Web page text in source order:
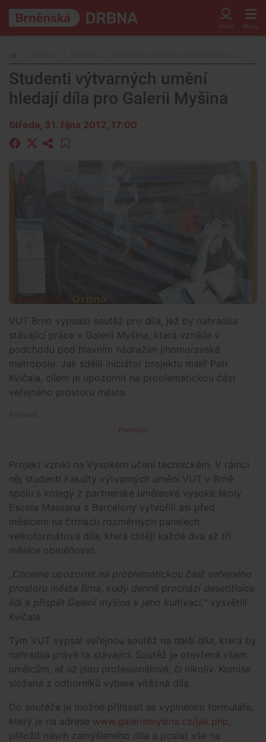
Studenti výtvarných umění
hledají díla pro Galerii Myšina
Středa, 31. října 2012, 17:00
VUT Brno vypsalo soutěž pro díla, jež by nahradila
stávající práce v Galerii Myšina, která vznikla v
podchodu pod hlavním nádražím jihomoravské
metropole. Jak sdělil iniciátor projektu malíř Petr
Kvíčala, cílem je upozornit na problematickou část
veřejného prostoru města.
Premium
Projekt vznikl na Vysokém učení technickém. V rámci
něj studenti Fakulty výtvarných umění VUT v Brně
spolu s kolegy z partnerské umělecké vysoké školy
Escola Massana z Barcelony vytvořili asi před
měsícem na čtrnácti rozměrných panelech
velkoformátová díla, která chtějí každé dva až tři
měsíce obměňovat.
„Chceme upozornit na problematickou část veřejného
prostoru města Brna, kudy denně prochází desetitisíce
lidí a přispět Galerií myšina k jeho kultivaci,“ vysvětlil
Kvíčala.
Tým VUT vypsal veřejnou soutěž na další díla, která by
nahradila právě ta stávající. Soutěž je otevřená všem
umělcům, ať už jsou profesionálové, či nikoliv. Komise
složená z odborníků vybere vítězná díla.
Do soutěže je možné přihlásit se vyplněním formuláře,
který je na adrese www.galeriemysina.cz/jak.php
přiložit návrh zamýšleného díla a poslat vše na